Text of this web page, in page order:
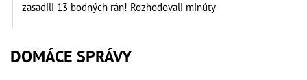
zasadili 13 bodných rán! Rozhodovali minúty
DOMÁCE SPRÁVY